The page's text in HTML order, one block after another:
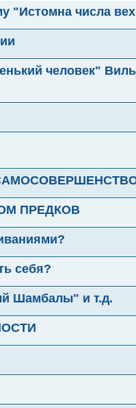
"Истомна числа
человек"
ПРЕДКОВ
себя?
Шамбалы" и т.д.